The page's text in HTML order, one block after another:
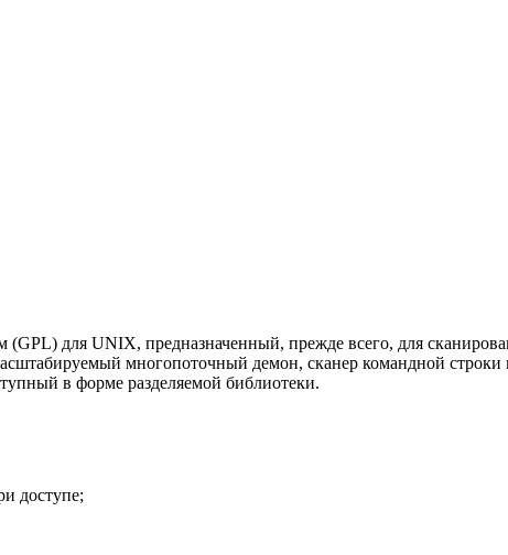
для UNIX, предназначенный, прежде всего, для
многопоточный демон, сканер командной
в форме разделяемой библиотеки.
доступе;